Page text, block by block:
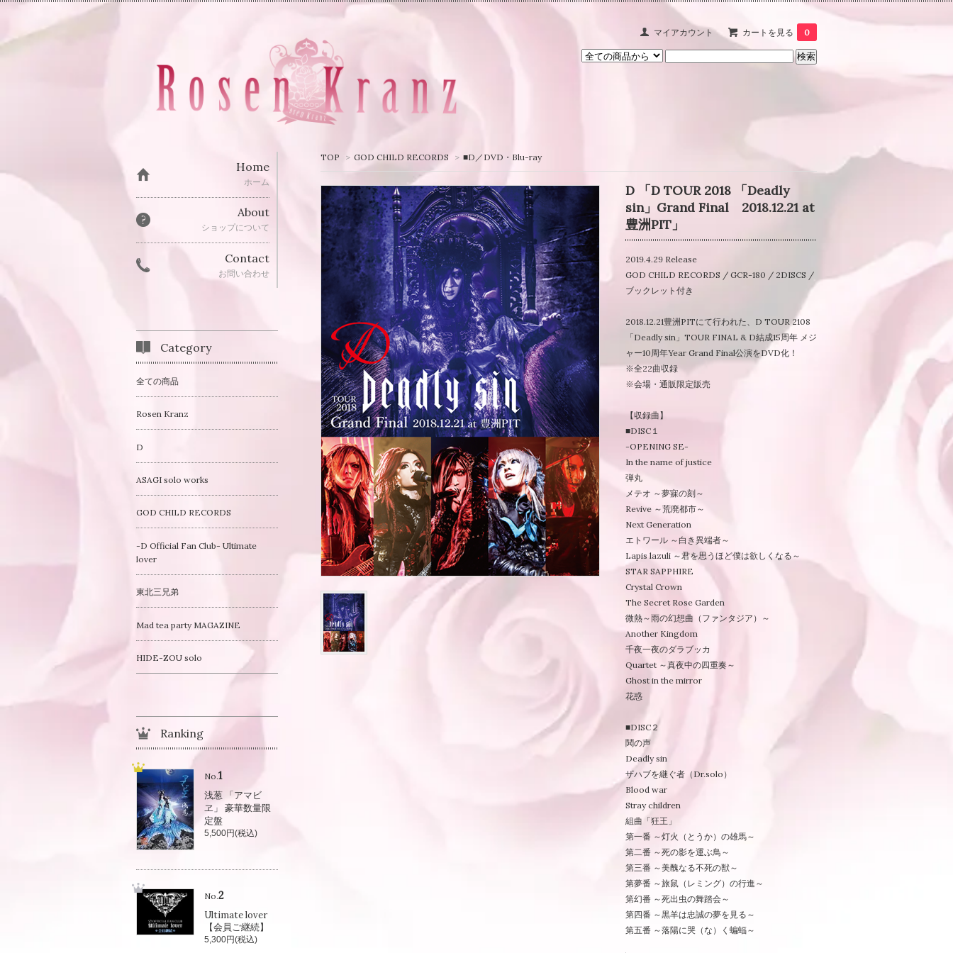
マイアカウント カートを見る 0
TOP > GOD CHILD RECORDS > ■D／DVD・Blu-ray
D 「D TOUR 2018 「Deadly
sin」Grand Final 2018.12.21 at
豊洲PIT」
2019.4.29 Release
GOD CHILD RECORDS / GCR-180 / 2DISCS /
ブックレット付き
2018.12.21豊洲PITにて行われた、D TOUR 2108
「Deadly sin」TOUR FINAL & D結成15周年 メジ
ャー10周年Year Grand Final公演をDVD化！
※全22曲収録
※会場・通販限定販売
【収録曲】
■DISC１
-OPENING SE-
In the name of justice
弾丸
メテオ ～夢寐の刻～
Revive ～荒廃都市～
Next Generation
エトワール ～白き異端者～
Lapis lazuli ～君を思うほど僕は欲しくなる～
STAR SAPPHIRE
Crystal Crown
The Secret Rose Garden
微熱～雨の幻想曲（ファンタジア）～
Another Kingdom
千夜一夜のダラブッカ
Quartet ～真夜中の四重奏～
Ghost in the mirror
花惑
■DISC２
鬨の声
Deadly sin
ザハブを継ぐ者（Dr.solo）
Blood war
Stray children
組曲「狂王」
第一番 ～灯火（とうか）の雄馬～
第二番 ～死の影を運ぶ鳥～
第三番 ～美醜なる不死の獣～
第夢番 ～旅鼠（レミング）の行進～
第幻番 ～死出虫の舞踏会～
第四番 ～黒羊は忠誠の夢を見る～
第五番 ～落陽に哭（な）く蝙蝠～
Home
ホーム
About
ショップについて
Contact
お問い合わせ
Category
全ての商品
Rosen Kranz
D
ASAGI solo works
GOD CHILD RECORDS
-D Official Fan Club- Ultimate
lover
東北三兄弟
Mad tea party MAGAZINE
HIDE-ZOU solo
Ranking
No.1
浅葱 「アマビ
ヱ」 豪華数量限
定盤
5,500円(税込)
No.2
Ultimate lover
【会員ご継続】
5,300円(税込)